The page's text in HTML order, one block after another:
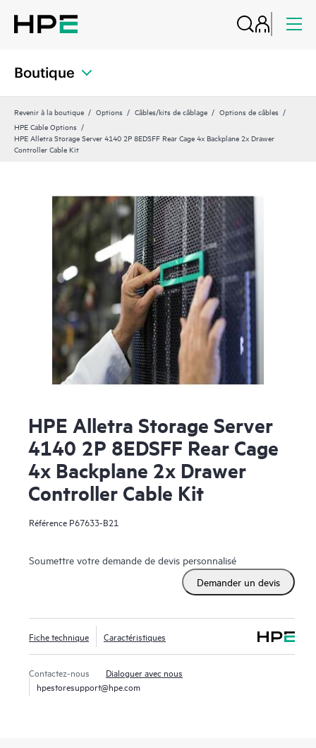
Boutique
Revenir à la boutique Options Câbles/kits de câblage
Options de câbles
HPE Cable Options
HPE Alletra Storage Server 4140 2P 8EDSFF Rear Cage 4x Backplane 2x Drawer
Controller Cable Kit
HPE Alletra Storage Server
4140 2P 8EDSFF Rear Cage
4x Backplane 2x Drawer
Controller Cable Kit
Référence P67633-B21
Soumettre votre demande de devis personnalisé
Demander un devis
Fiche technique Caractéristiques
Contactez-nous
Dialoguer avec nous
hpestoresupport@hpe.com